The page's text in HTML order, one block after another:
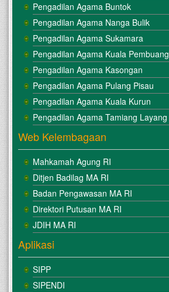
Pengadilan Agama Buntok
Pengadilan Agama Nanga Bulik
Pengadilan Agama Sukamara
Pengadilan Agama Kuala Pembuang
Pengadilan Agama Kasongan
Pengadilan Agama Pulang Pisau
Pengadilan Agama Kuala Kurun
Pengadilan Agama Tamiang Layang
Web Kelembagaan
Mahkamah Agung RI
Ditjen Badilag MA RI
Badan Pengawasan MA RI
Direktori Putusan MA RI
JDIH MA RI
Aplikasi
SIPP
SIPENDI